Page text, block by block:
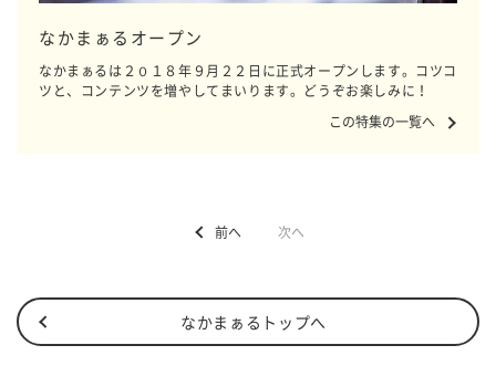
なかまぁるオープン
なかまぁるは２０１８年９月２２日に正式オープンします。コツコ
ツと、コンテンツを増やしてまいります。どうぞお楽しみに！
この特集の一覧へ
前へ 次へ
なかまぁるトップへ